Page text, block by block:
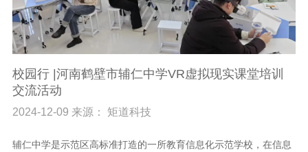
校园行 |河南鹤壁市辅仁中学VR虚拟现实课堂培训
交流活动
2024-12-09 来源： 矩道科技
辅仁中学是示范区高标准打造的一所教育信息化示范学校，在信息